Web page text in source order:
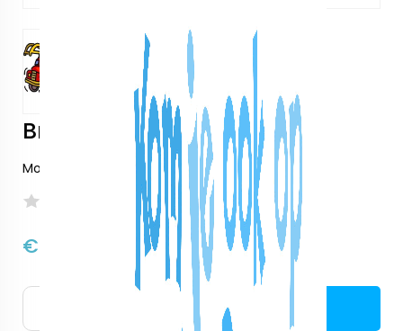
Brandweer Speurtocht
Model:
Brandweer Speurtocht
Nog niet beoordeeld
€7,50 €6,20
Bestellen